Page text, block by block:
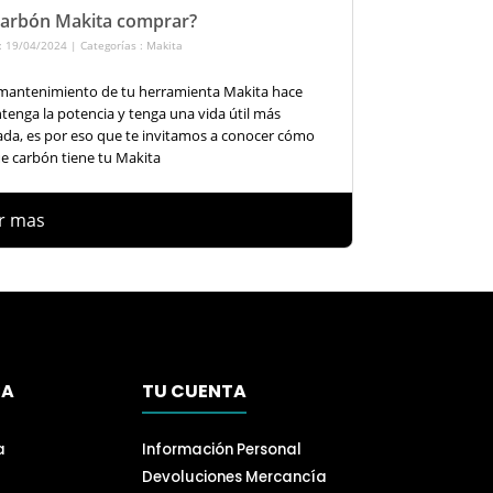
Makita comprar?
19/04/2024 | Categorías : Makita
de tu herramienta Makita hace
la potencia y tenga una vida útil más
es por eso que te invitamos a conocer cómo
carbón tiene tu Makita
mas
TU CUENTA
Información Personal
Devoluciones Mercancía